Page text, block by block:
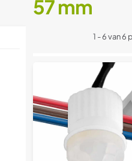
57 mm
1 - 6 van